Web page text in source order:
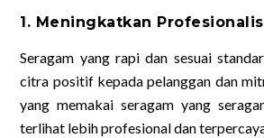
1. Meningkatkan
Seragam yang rapi dan sesuai
citra positif kepada pelanggan dan
yang memakai seragam yang
terlihat lebih profesional dan